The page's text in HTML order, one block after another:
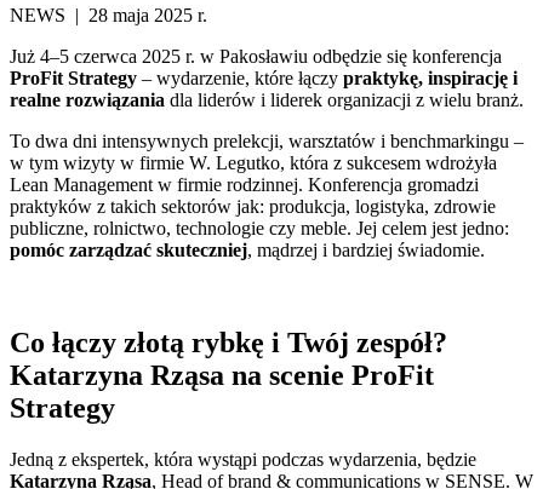
NEWS | 28 maja 2025 r.
Już 4–5 czerwca 2025 r. w Pakosławiu odbędzie się konferencja
ProFit Strategy – wydarzenie, które łączy praktykę, inspirację i
realne rozwiązania dla liderów i liderek organizacji z wielu branż.
To dwa dni intensywnych prelekcji, warsztatów i benchmarkingu –
w tym wizyty w firmie W. Legutko, która z sukcesem wdrożyła
Lean Management w firmie rodzinnej. Konferencja gromadzi
praktyków z takich sektorów jak: produkcja, logistyka, zdrowie
publiczne, rolnictwo, technologie czy meble. Jej celem jest jedno:
pomóc zarządzać skuteczniej, mądrzej i bardziej świadomie.
Co łączy złotą rybkę i Twój zespół?
Katarzyna Rząsa na scenie ProFit
Strategy
Jedną z ekspertek, która wystąpi podczas wydarzenia, będzie
Katarzyna Rząsa, Head of brand & communications w SENSE. W